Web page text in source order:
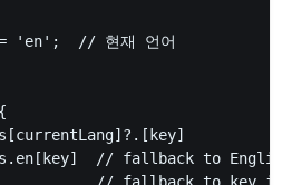
'en';  // 현재 언어
// fallback to English